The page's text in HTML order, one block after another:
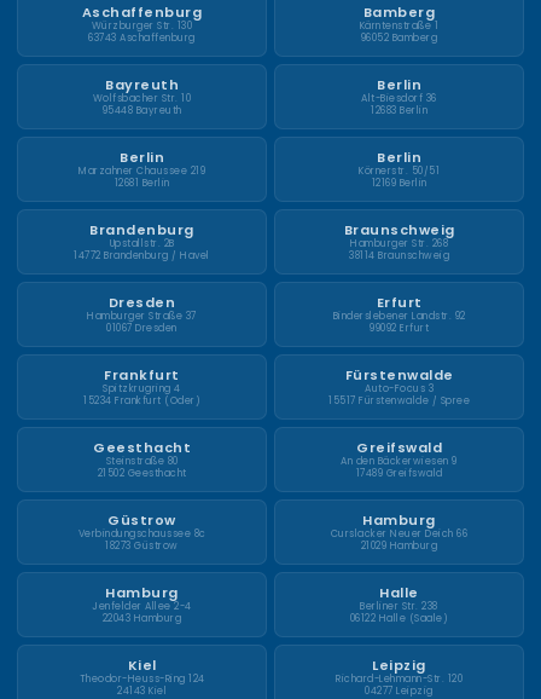
Aschaffenburg
Würzburger Str. 130
63743 Aschaffenburg
Bamberg
Kärntenstraße 1
96052 Bamberg
Bayreuth
Wolfsbacher Str. 10
95448 Bayreuth
Berlin
Alt-Biesdorf 36
12683 Berlin
Berlin
Marzahner Chaussee 219
12681 Berlin
Berlin
Körnerstr. 50/51
12169 Berlin
Brandenburg
Upstallstr. 2B
14772 Brandenburg / Havel
Braunschweig
Hamburger Str. 268
38114 Braunschweig
Dresden
Hamburger Straße 37
01067 Dresden
Erfurt
Binderslebener Landstr. 92
99092 Erfurt
Frankfurt
Spitzkrugring 4
15234 Frankfurt (Oder)
Fürstenwalde
Auto-Focus 3
15517 Fürstenwalde / Spree
Geesthacht
Steinstraße 80
21502 Geesthacht
Greifswald
An den Bäckerwiesen 9
17489 Greifswald
Güstrow
Verbindungschaussee 8c
18273 Güstrow
Hamburg
Curslacker Neuer Deich 66
21029 Hamburg
Hamburg
Jenfelder Allee 2-4
22043 Hamburg
Halle
Berliner Str. 238
06122 Halle (Saale)
Kiel
Theodor-Heuss-Ring 124
24143 Kiel
Leipzig
Richard-Lehmann-Str. 120
04277 Leipzig